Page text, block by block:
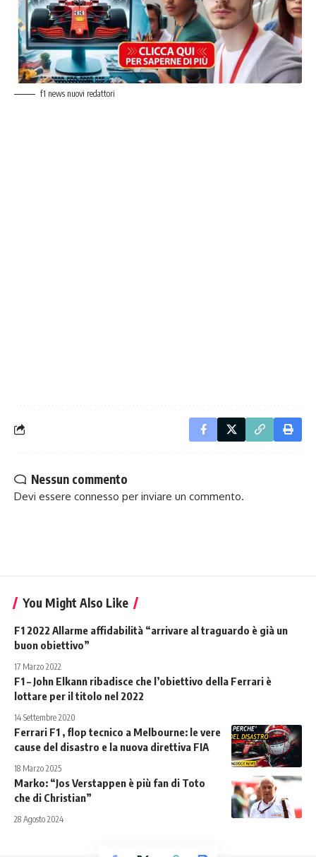
f1 news nuovi redattori
Nessun commento
Devi essere connesso per inviare un commento.
You Might Also Like
F1 2022 Allarme affidabilità “arrivare al traguardo è già un
buon obiettivo”
17 Marzo 2022
F1 – John Elkann ribadisce che l’obiettivo della Ferrari è
lottare per il titolo nel 2022
14 Settembre 2020
Ferrari F1 , flop tecnico a Melbourne: le vere
cause del disastro e la nuova direttiva FIA
18 Marzo 2025
Marko: “Jos Verstappen è più fan di Toto
che di Christian”
28 Agosto 2024